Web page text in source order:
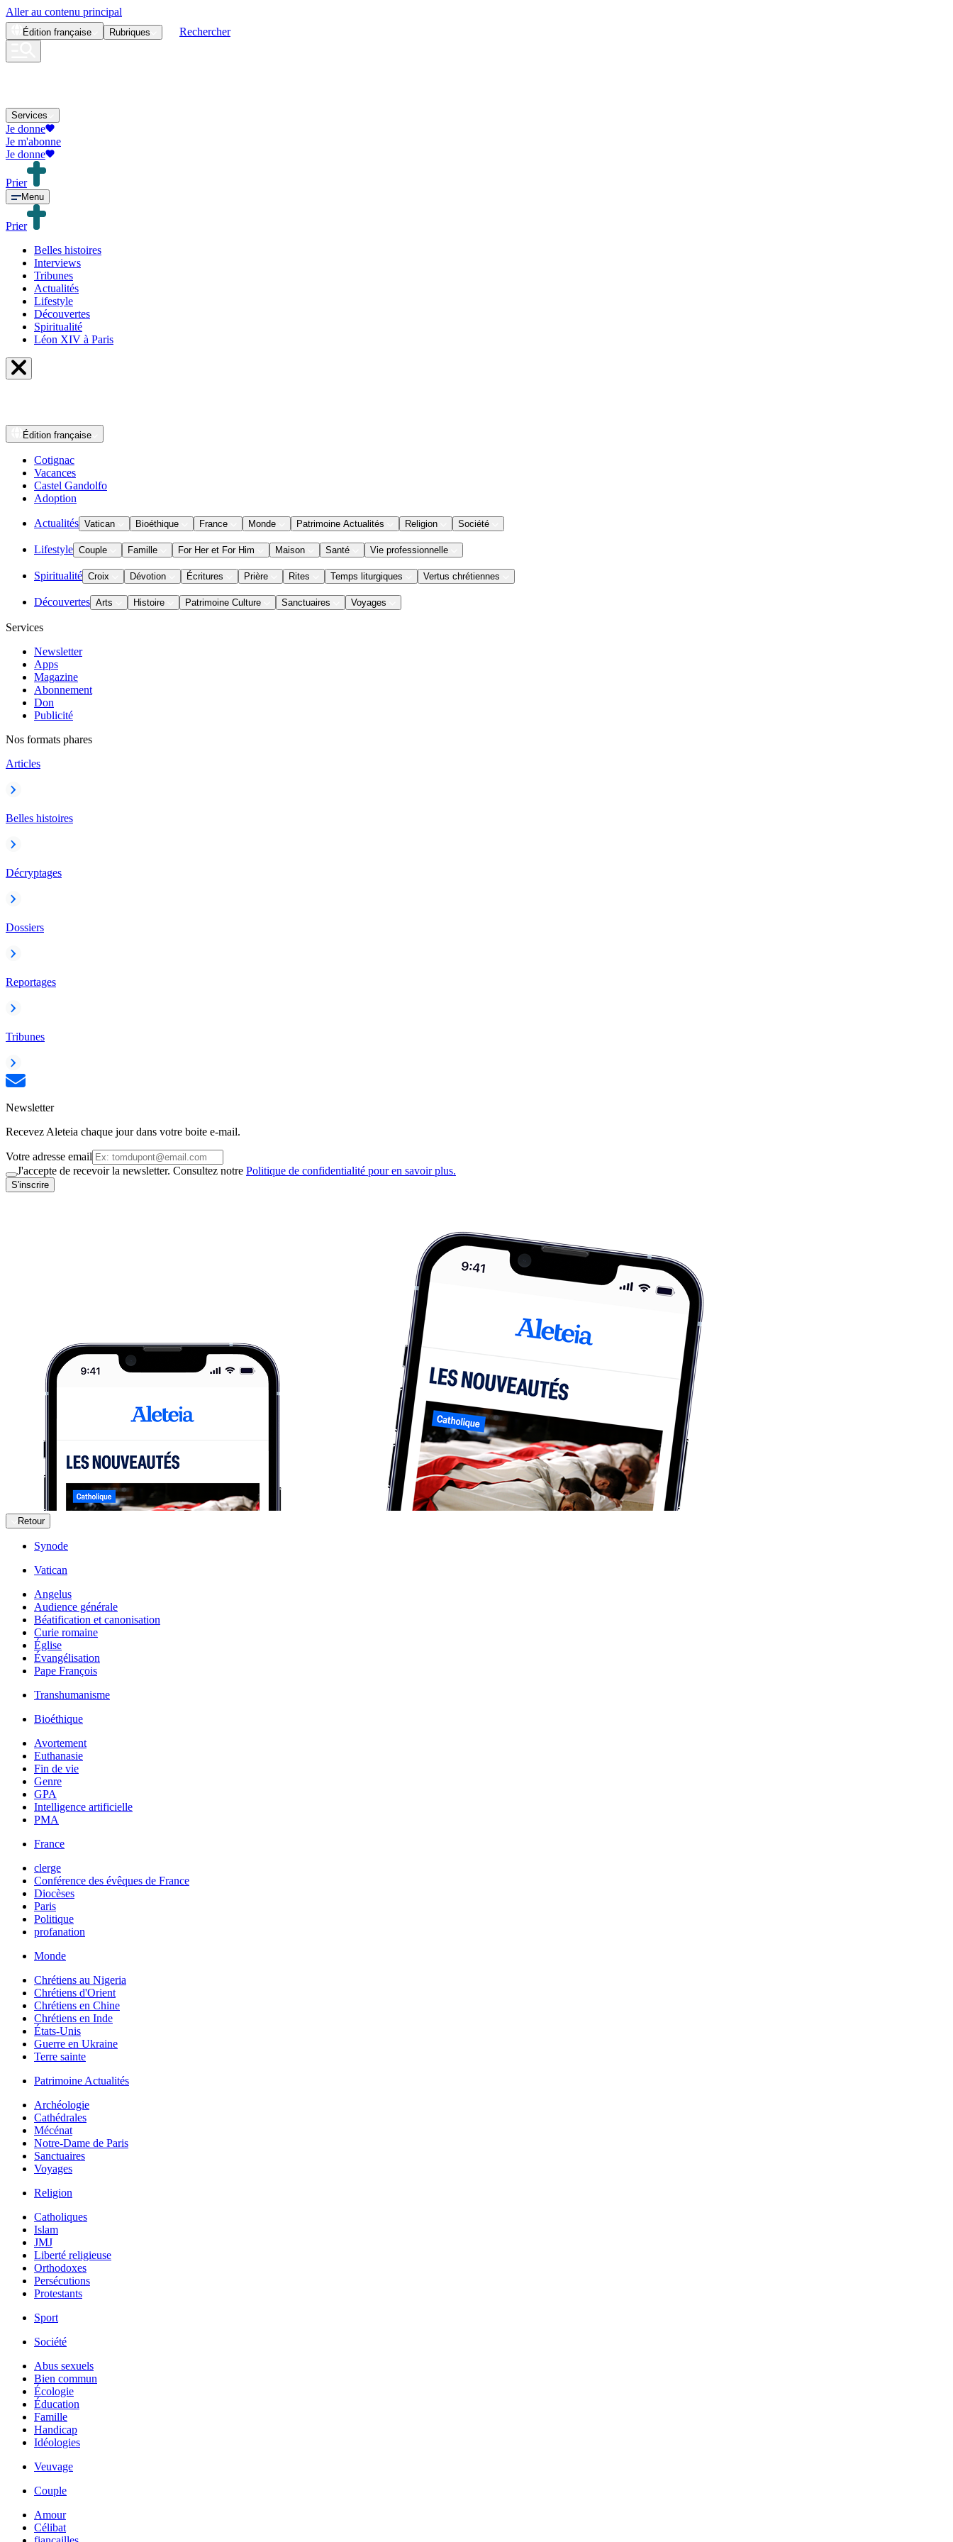
Aller au contenu principal
Édition française Rubriques Rechercher
Services
Je donne
Je m'abonne
Je donne
Prier
Menu
Prier
Belles histoires
Interviews
Tribunes
Actualités
Lifestyle
Découvertes
Spiritualité
Léon XIV à Paris
Édition française
Cotignac
Vacances
Castel Gandolfo
Adoption
Actualités Vatican Bioéthique France Monde Patrimoine Actualités Religion Société
Lifestyle Couple Famille For Her et For Him Maison Santé Vie professionnelle
Spiritualité Croix Dévotion Écritures Prière Rites Temps liturgiques Vertus chrétiennes
Découvertes Arts Histoire Patrimoine Culture Sanctuaires Voyages
Services
Newsletter
Apps
Magazine
Abonnement
Don
Publicité
Nos formats phares
Articles
Belles histoires
Décryptages
Dossiers
Reportages
Tribunes
Newsletter
Recevez Aleteia chaque jour dans votre boite e-mail.
Votre adresse email
J'accepte de recevoir la newsletter. Consultez notre Politique de confidentialité pour en savoir plus.
S'inscrire
Retour
Synode
Vatican
Angelus
Audience générale
Béatification et canonisation
Curie romaine
Église
Évangélisation
Pape François
Transhumanisme
Bioéthique
Avortement
Euthanasie
Fin de vie
Genre
GPA
Intelligence artificielle
PMA
France
clerge
Conférence des évêques de France
Diocèses
Paris
Politique
profanation
Monde
Chrétiens au Nigeria
Chrétiens d'Orient
Chrétiens en Chine
Chrétiens en Inde
États-Unis
Guerre en Ukraine
Terre sainte
Patrimoine Actualités
Archéologie
Cathédrales
Mécénat
Notre-Dame de Paris
Sanctuaires
Voyages
Religion
Catholiques
Islam
JMJ
Liberté religieuse
Orthodoxes
Persécutions
Protestants
Sport
Société
Abus sexuels
Bien commun
Écologie
Éducation
Famille
Handicap
Idéologies
Veuvage
Couple
Amour
Célibat